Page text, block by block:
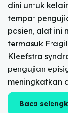
dini untuk
tempat
pasien, alat ini
termasuk
Kleefstra
pengujian
meningkatkan
Baca